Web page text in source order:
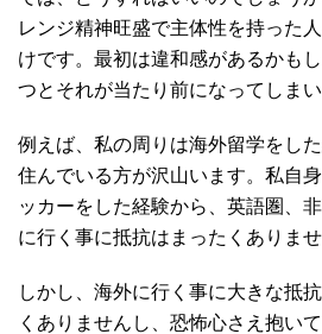
レンジ精神旺盛で主体性を持った
けです。最初は違和感があるかも
つとそれが当たり前になってしまい
例えば、私の周りは海外留学をし
住んでいる方が沢山います。私自
ッカーをした経験から、英語圏、
に行く事に抵抗はまったくありませ
しかし、海外に行く事に大きな抵
くありませんし、恐怖心さえ抱い